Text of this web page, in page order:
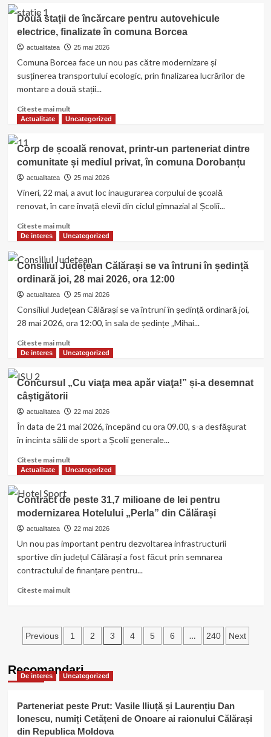
stații
de
încărcare
autovehicule
electrice
RADOVANU
anunță
încheierea
proiectului
cu
mobilier,
didactice
și
digitale
a
unităților
învățământ
preuniversitar
cadrul
UAT
Două stații de încărcare pentru autovehicule
electrice, finalizate în comuna Borcea
actualitatea 25 mai 2026
Comuna Borcea face un nou pas către modernizare și
susținerea transportului ecologic, prin finalizarea lucrărilor de
montare a două stații...
Citeste mai multRead
more
stații
de
încărcare
electrice,
în
Borcea
Actualitate Uncategorized
Corp de școală renovat, printr-un parteneriat dintre
comunitate și mediul privat, în comuna Dorobanțu
actualitatea 25 mai 2026
Vineri, 22 mai, a avut loc inaugurarea corpului de școală
renovat, în care învață elevii din ciclul gimnazial al Școlii...
Citeste mai multRead
more
Corp
de
școală
renovat,
printr-
un
parteneriat
comunitate
privat,
comuna
De interes Uncategorized
Consiliul Județean Călărași se va întruni în ședință
ordinară joi, 28 mai 2026, ora 12:00
actualitatea 25 mai 2026
Consiliul Județean Călărași se va întruni în ședință ordinară joi,
28 mai 2026, ora 12:00, în sala de ședințe „Mihai...
Citeste mai multRead
more
Județean
se
în
ordinară
mai
2026,
ora
De interes Uncategorized
Concursul „Cu viaţa mea apăr viaţa!” și-a desemnat
câștigătorii
actualitatea 22 mai 2026
În data de 21 mai 2026, începând cu ora 09.00, s-a desfăşurat
în incinta sălii de sport a Școlii generale...
Citeste mai multRead
more
„Cu
viaţa
mea
viaţa!”
și-
a
Actualitate Uncategorized
Contract de peste 31,7 milioane de lei pentru
modernizarea Hotelului „Perla” din Călărași
actualitatea 22 mai 2026
Un nou pas important pentru dezvoltarea infrastructurii
sportive din județul Călărași a fost făcut prin semnarea
contractului de finanțare pentru...
Citeste mai multRead
de
peste
milioane
de
pentru
modernizarea
Hotelului
Paginație
Previous 1 2 3 4 5 6 … 240 Next
Recomandari
De interes Uncategorized
Parteneriat peste Prut: Vasile Iliuță și Laurențiu Dan
Ionescu, numiți Cetățeni de Onoare ai raionului Călărași
din Republica Moldova